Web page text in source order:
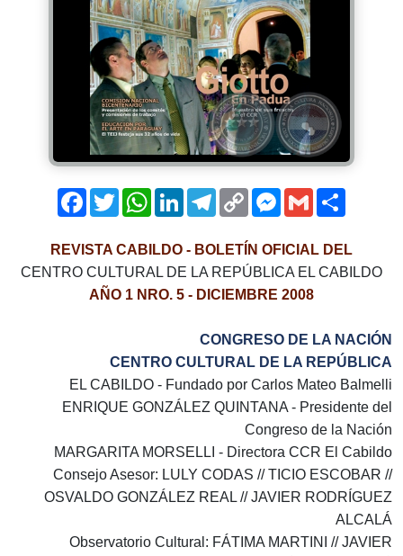
Facebook
TwitterWhatsApp
LinkedInTelegram
Copy
Link
Messenger
Gmail
REVISTA CABILDO - BOLETÍN OFICIAL DEL
CENTRO CULTURAL DE LA REPÚBLICA EL CABILDO
AÑO 1 NRO. 5 - DICIEMBRE 2008
CONGRESO DE LA NACIÓN
CENTRO CULTURAL DE LA REPÚBLICA
EL CABILDO - Fundado por Carlos Mateo Balmelli
ENRIQUE GONZÁLEZ QUINTANA - Presidente del
Congreso de la Nación
MARGARITA MORSELLI - Directora CCR El Cabildo
Consejo Asesor: LULY CODAS // TICIO ESCOBAR //
OSVALDO GONZÁLEZ REAL // JAVIER RODRÍGUEZ
ALCALÁ
Observatorio Cultural: FÁTIMA MARTINI // JAVIER